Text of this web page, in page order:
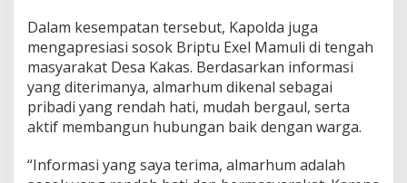
Dalam kesempatan tersebut, Kapolda juga
mengapresiasi sosok Briptu Exel Mamuli di tengah
masyarakat Desa Kakas. Berdasarkan informasi
yang diterimanya, almarhum dikenal sebagai
pribadi yang rendah hati, mudah bergaul, serta
aktif membangun hubungan baik dengan warga.
“Informasi yang saya terima, almarhum adalah